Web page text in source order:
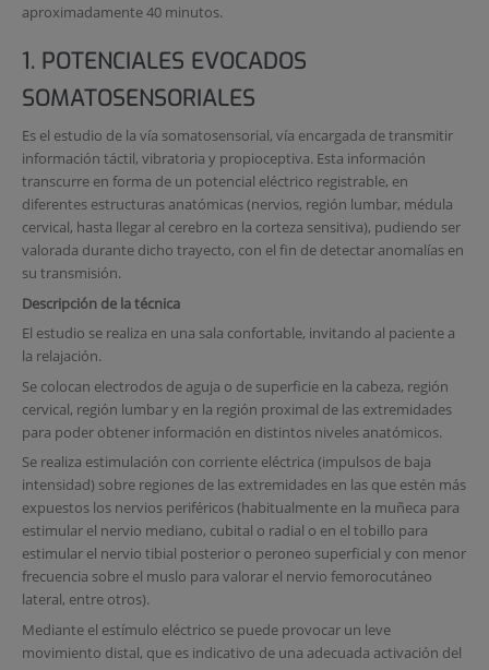
aproximadamente 40 minutos.
1. POTENCIALES EVOCADOS
SOMATOSENSORIALES
Es el estudio de la vía somatosensorial, vía encargada de transmitir
información táctil, vibratoria y propioceptiva. Esta información
transcurre en forma de un potencial eléctrico registrable, en
diferentes estructuras anatómicas (nervios, región lumbar, médula
cervical, hasta llegar al cerebro en la corteza sensitiva), pudiendo ser
valorada durante dicho trayecto, con el fin de detectar anomalías en
su transmisión.
Descripción de la técnica
El estudio se realiza en una sala confortable, invitando al paciente a
la relajación.
Se colocan electrodos de aguja o de superficie en la cabeza, región
cervical, región lumbar y en la región proximal de las extremidades
para poder obtener información en distintos niveles anatómicos.
Se realiza estimulación con corriente eléctrica (impulsos de baja
intensidad) sobre regiones de las extremidades en las que estén más
expuestos los nervios periféricos (habitualmente en la muñeca para
estimular el nervio mediano, cubital o radial o en el tobillo para
estimular el nervio tibial posterior o peroneo superficial y con menor
frecuencia sobre el muslo para valorar el nervio femorocutáneo
lateral, entre otros).
Mediante el estímulo eléctrico se puede provocar un leve
movimiento distal, que es indicativo de una adecuada activación del